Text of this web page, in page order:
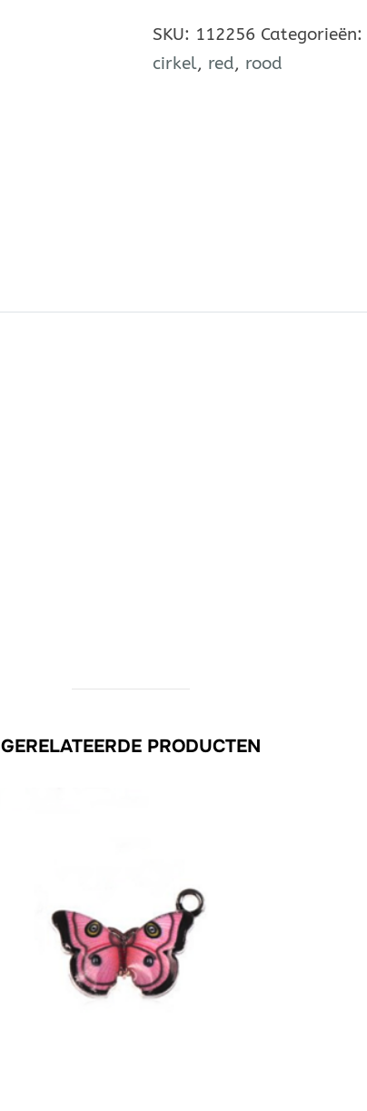
SKU: 112256 Categorieën:
cirkel, red, rood
GERELATEERDE PRODUCTEN